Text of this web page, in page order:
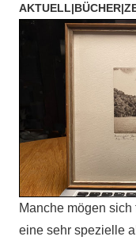
AKTUELL|BÜCHER|
Manche mögen
eine sehr spezielle